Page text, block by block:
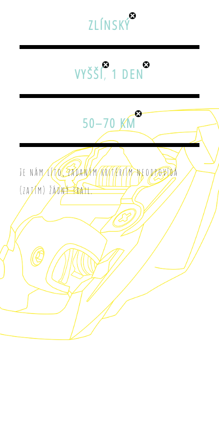
ZLÍNSKÝ
VYŠŠÍ, 1 DEN
50–70 KM
Je nám líto, zadaným kritériím neodpovídá
(zatím) žádný trail.